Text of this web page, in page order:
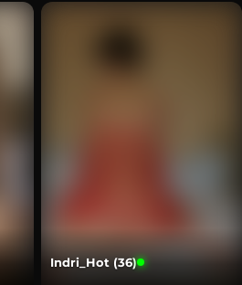
Indri_Hot (36)